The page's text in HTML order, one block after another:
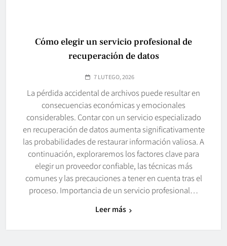
Cómo elegir un servicio profesional de
recuperación de datos
7 LUTEGO, 2026
La pérdida accidental de archivos puede resultar en
consecuencias económicas y emocionales
considerables. Contar con un servicio especializado
en recuperación de datos aumenta significativamente
las probabilidades de restaurar información valiosa. A
continuación, exploraremos los factores clave para
elegir un proveedor confiable, las técnicas más
comunes y las precauciones a tener en cuenta tras el
proceso. Importancia de un servicio profesional…
Leer más